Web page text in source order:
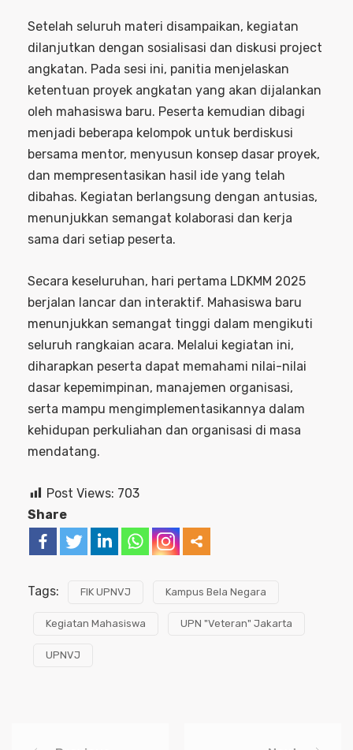
Setelah seluruh materi disampaikan, kegiatan
dilanjutkan dengan sosialisasi dan diskusi project
angkatan. Pada sesi ini, panitia menjelaskan
ketentuan proyek angkatan yang akan dijalankan
oleh mahasiswa baru. Peserta kemudian dibagi
menjadi beberapa kelompok untuk berdiskusi
bersama mentor, menyusun konsep dasar proyek,
dan mempresentasikan hasil ide yang telah
dibahas. Kegiatan berlangsung dengan antusias,
menunjukkan semangat kolaborasi dan kerja
sama dari setiap peserta.
Secara keseluruhan, hari pertama LDKMM 2025
berjalan lancar dan interaktif. Mahasiswa baru
menunjukkan semangat tinggi dalam mengikuti
seluruh rangkaian acara. Melalui kegiatan ini,
diharapkan peserta dapat memahami nilai-nilai
dasar kepemimpinan, manajemen organisasi,
serta mampu mengimplementasikannya dalam
kehidupan perkuliahan dan organisasi di masa
mendatang.
Post Views: 703
Share
Tags: FIK UPNVJ Kampus Bela Negara
Kegiatan Mahasiswa UPN "Veteran" Jakarta
UPNVJ